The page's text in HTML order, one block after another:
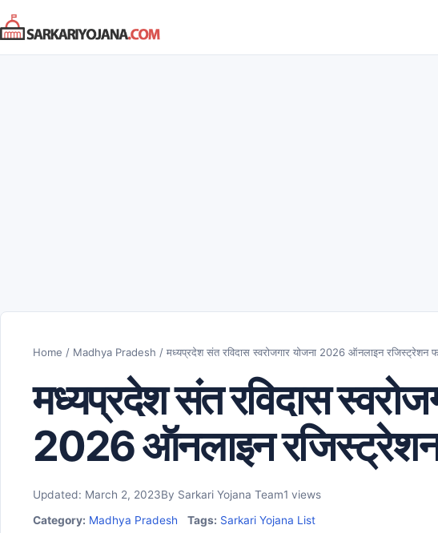
Skip
to
content
Home / Madhya Pradesh /मध्यप्रदेश संत रविदास स्वरोजगार योजना 2026 ऑनलाइन रजिस्ट्रेशन
मध्यप्रदेश संत रविदास
2026 ऑनलाइन रजिस्ट्रेशन
Updated: March 2, 2023By Sarkari Yojana Team1 views
Category: Madhya Pradesh Tags: Sarkari Yojana List